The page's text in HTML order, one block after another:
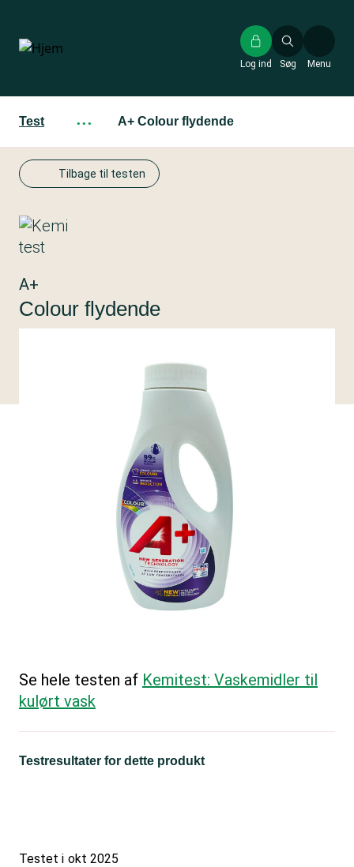
hovedindhold
Søg
Log ind Menu
Test ··· A+ Colour flydende
Tilbage til testen
A+
Colour flydende
Se hele testen af Kemitest: Vaskemidler til
kulørt vask
Testresultater for dette produkt
Testet i okt 2025